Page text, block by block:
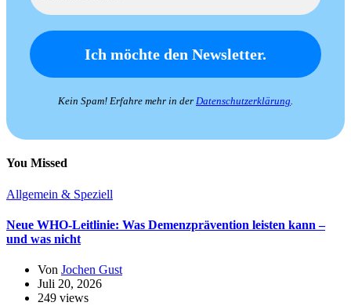
Kein Spam! Erfahre mehr in der Datenschutzerklärung.
You Missed
Allgemein & Speziell
Neue WHO-Leitlinie: Was Demenzprävention leisten kann –
und was nicht
Von Jochen Gust
Juli 20, 2026
249 views